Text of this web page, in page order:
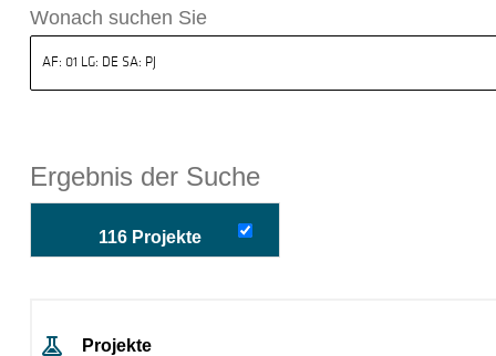
Wonach suchen Sie
Ergebnis der Suche
116 Projekte
Projekte